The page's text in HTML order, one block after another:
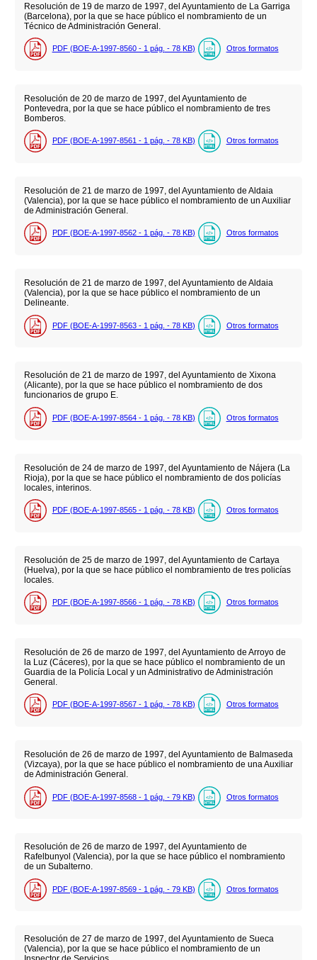
Resolución de 19 de marzo de 1997, del Ayuntamiento de La Garriga
(Barcelona), por la que se hace público el nombramiento de un
Técnico de Administración General.
PDF (BOE-A-1997-8560 - 1 pág. - 78 KB) Otros formatos
Resolución de 20 de marzo de 1997, del Ayuntamiento de
Pontevedra, por la que se hace público el nombramiento de tres
Bomberos.
PDF (BOE-A-1997-8561 - 1 pág. - 78 KB) Otros formatos
Resolución de 21 de marzo de 1997, del Ayuntamiento de Aldaia
(Valencia), por la que se hace público el nombramiento de un Auxiliar
de Administración General.
PDF (BOE-A-1997-8562 - 1 pág. - 78 KB) Otros formatos
Resolución de 21 de marzo de 1997, del Ayuntamiento de Aldaia
(Valencia), por la que se hace público el nombramiento de un
Delineante.
PDF (BOE-A-1997-8563 - 1 pág. - 78 KB) Otros formatos
Resolución de 21 de marzo de 1997, del Ayuntamiento de Xixona
(Alicante), por la que se hace público el nombramiento de dos
funcionarios de grupo E.
PDF (BOE-A-1997-8564 - 1 pág. - 78 KB) Otros formatos
Resolución de 24 de marzo de 1997, del Ayuntamiento de Nájera (La
Rioja), por la que se hace público el nombramiento de dos policías
locales, interinos.
PDF (BOE-A-1997-8565 - 1 pág. - 78 KB) Otros formatos
Resolución de 25 de marzo de 1997, del Ayuntamiento de Cartaya
(Huelva), por la que se hace público el nombramiento de tres policías
locales.
PDF (BOE-A-1997-8566 - 1 pág. - 78 KB) Otros formatos
Resolución de 26 de marzo de 1997, del Ayuntamiento de Arroyo de
la Luz (Cáceres), por la que se hace público el nombramiento de un
Guardia de la Policía Local y un Administrativo de Administración
General.
PDF (BOE-A-1997-8567 - 1 pág. - 78 KB) Otros formatos
Resolución de 26 de marzo de 1997, del Ayuntamiento de Balmaseda
(Vizcaya), por la que se hace público el nombramiento de una Auxiliar
de Administración General.
PDF (BOE-A-1997-8568 - 1 pág. - 79 KB) Otros formatos
Resolución de 26 de marzo de 1997, del Ayuntamiento de
Rafelbunyol (Valencia), por la que se hace público el nombramiento
de un Subalterno.
PDF (BOE-A-1997-8569 - 1 pág. - 79 KB) Otros formatos
Resolución de 27 de marzo de 1997, del Ayuntamiento de Sueca
(Valencia), por la que se hace público el nombramiento de un